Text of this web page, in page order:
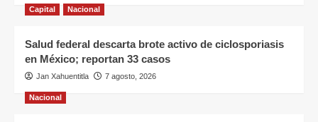
Capital Nacional
Salud federal descarta brote activo de ciclosporiasis
en México; reportan 33 casos
Jan Xahuentitla 7 agosto, 2026
Nacional